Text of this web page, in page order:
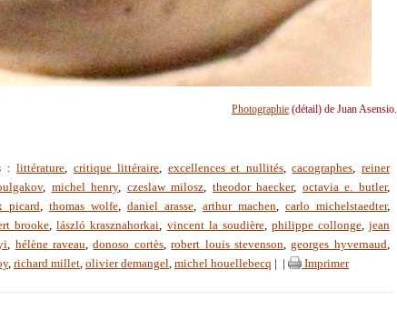
Photographie(détail) de Juan Asensio.
:littérature, critique littéraire, excellences et nullités,cacographes, reiner
, michel henry, czeslaw milosz, theodor haecker, octavia e. butler,
picard, thomas wolfe, daniel arasse, arthur machen, carlo michelstaedter,
brooke,lászló krasznahorkai, vincent la soudière, philippe collonge,jean
, hélène raveau,donoso cortès,robert louis stevenson,georges hyvernaud,
, richard millet, olivier demangel, michel houellebecq Imprimer